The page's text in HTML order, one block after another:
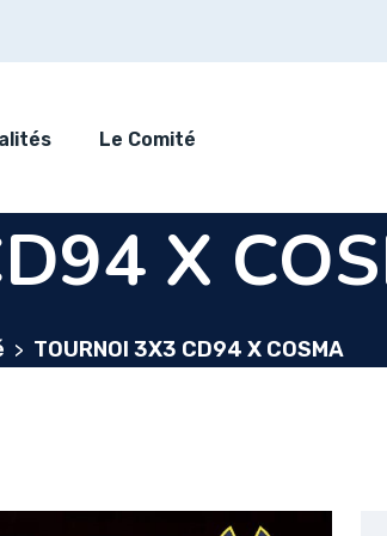
Le Comité
X
> TOURNOI 3X3 CD94 X COSMA